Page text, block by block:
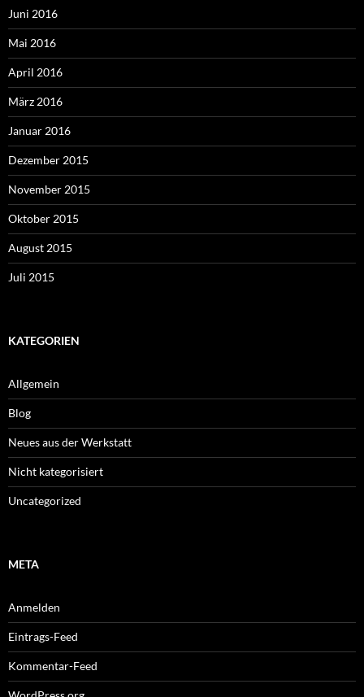
Juni 2016
Mai 2016
April 2016
März 2016
Januar 2016
Dezember 2015
November 2015
Oktober 2015
August 2015
Juli 2015
KATEGORIEN
Allgemein
Blog
Neues aus der Werkstatt
Nicht kategorisiert
Uncategorized
META
Anmelden
Eintrags-Feed
Kommentar-Feed